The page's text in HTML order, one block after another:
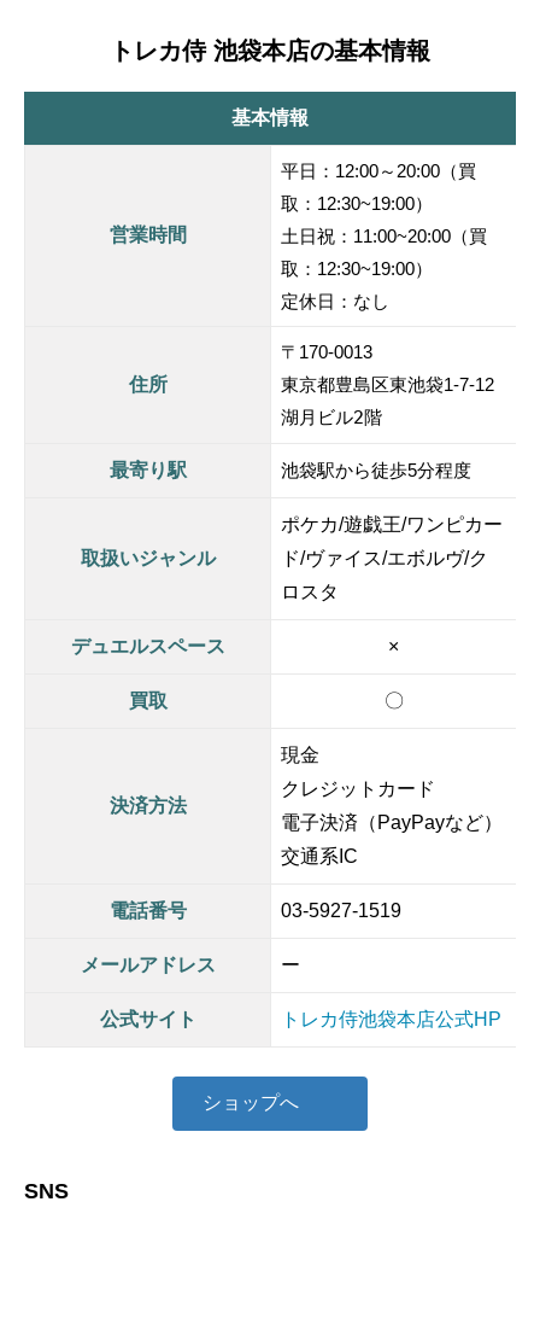
トレカ侍 池袋本店の基本情報
基本情報
営業時間
平日：12:00～20:00（買
取：12:30~19:00）
土日祝：11:00~20:00（買
取：12:30~19:00）
定休日：なし
住所
〒170-0013
東京都豊島区東池袋1-7-12
湖月ビル2階
最寄り駅 池袋駅から徒歩5分程度
取扱いジャンル
ポケカ/遊戯王/ワンピカー
ド/ヴァイス/エボルヴ/ク
ロスタ
デュエルスペース ×
買取 〇
決済方法
現金
クレジットカード
電子決済（PayPayなど）
交通系IC
電話番号 03-5927-1519
メールアドレス ー
公式サイト トレカ侍池袋本店公式HP
ショップへ
SNS